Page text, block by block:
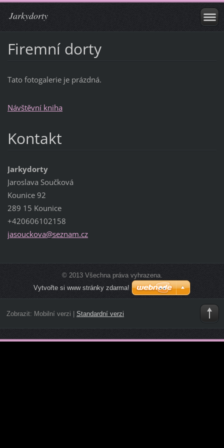
Jarkydorty
Firemní dorty
Tato fotogalerie je prázdná.
Návštěvní kniha
Kontakt
Jarkydorty
Jaroslava Součková
Kounice 92
289 15 Kounice
+420606102158
jasouckova@seznam.cz
© 2013 Všechna práva vyhrazena.
Vytvořte si www stránky zdarma!
Zobrazit: Mobilní verzi Standardní verzi